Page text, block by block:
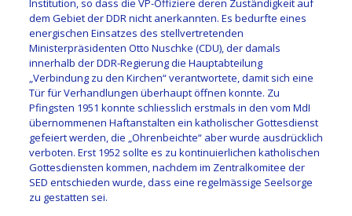
Institution, so dass die VP-Offiziere deren Zuständigkeit auf
dem Gebiet der DDR nicht anerkannten. Es bedurfte eines
energischen Einsatzes des stellvertretenden
Ministerpräsidenten Otto Nuschke (CDU), der damals
innerhalb der DDR-Regierung die Hauptabteilung
„Verbindung zu den Kirchen“ verantwortete, damit sich eine
Tür für Verhandlungen überhaupt öffnen konnte. Zu
Pfingsten 1951 konnte schliesslich erstmals in den vom MdI
übernommenen Haftanstalten ein katholischer Gottesdienst
gefeiert werden, die „Ohrenbeichte“ aber wurde ausdrücklich
verboten. Erst 1952 sollte es zu kontinuierlichen katholischen
Gottesdiensten kommen, nachdem im Zentralkomitee der
SED entschieden wurde, dass eine regelmässige Seelsorge
zu gestatten sei.